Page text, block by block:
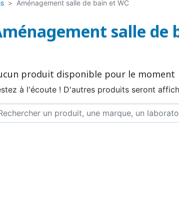
Aménagement salle de bain et WC
salle de
produit disponible pour le moment
à l'écoute ! D'autres produits seront